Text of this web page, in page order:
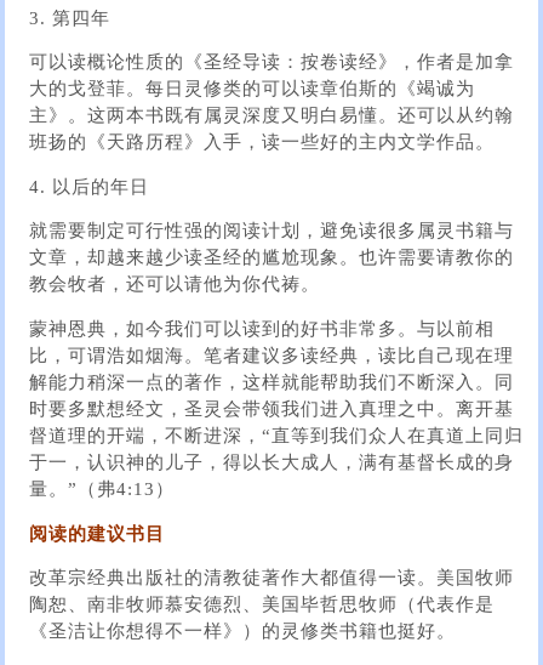
3. 第四年
可以读概论性质的《圣经导读：按卷读经》，作者是加拿
大的戈登菲。每日灵修类的可以读章伯斯的《竭诚为
主》。这两本书既有属灵深度又明白易懂。还可以从约翰
班扬的《天路历程》入手，读一些好的主内文学作品。
4. 以后的年日
就需要制定可行性强的阅读计划，避免读很多属灵书籍与
文章，却越来越少读圣经的尴尬现象。也许需要请教你的
教会牧者，还可以请他为你代祷。
蒙神恩典，如今我们可以读到的好书非常多。与以前相
比，可谓浩如烟海。笔者建议多读经典，读比自己现在理
解能力稍深一点的著作，这样就能帮助我们不断深入。同
时要多默想经文，圣灵会带领我们进入真理之中。离开基
督道理的开端，不断进深，“直等到我们众人在真道上同归
于一，认识神的儿子，得以长大成人，满有基督长成的身
量。”（弗4:13）
阅读的建议书目
改革宗经典出版社的清教徒著作大都值得一读。美国牧师
陶恕、南非牧师慕安德烈、美国毕哲思牧师（代表作是
《圣洁让你想得不一样》）的灵修类书籍也挺好。